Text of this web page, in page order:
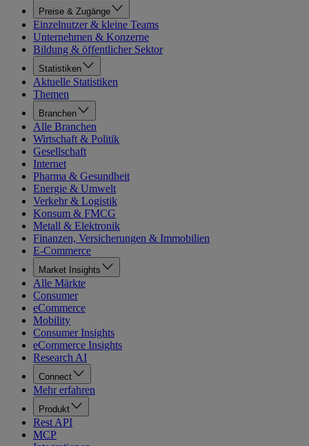
Preise & Zugänge
Einzelnutzer & kleine Teams
Unternehmen & Konzerne
Bildung & öffentlicher Sektor
Statistiken
Aktuelle Statistiken
Themen
Branchen
Alle Branchen
Wirtschaft & Politik
Gesellschaft
Internet
Pharma & Gesundheit
Energie & Umwelt
Verkehr & Logistik
Konsum & FMCG
Metall & Elektronik
Finanzen, Versicherungen & Immobilien
E-Commerce
Market Insights
Alle Märkte
Consumer
eCommerce
Mobility
Consumer Insights
eCommerce Insights
Research AI
Connect
Mehr erfahren
Produkt
Rest API
MCP